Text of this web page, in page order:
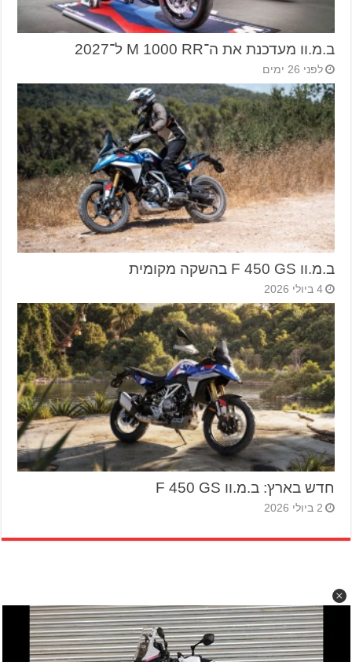
ב.מ.וו מעדכנת את ה־M 1000 RR ל־2027
לפני 26 ימים
ב.מ.וו F 450 GS בהשקה מקומית
4 ביולי 2026
חדש בארץ: ב.מ.וו F 450 GS
2 ביולי 2026